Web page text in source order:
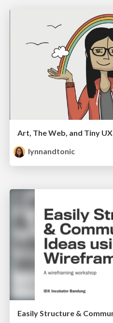
Art, The Web, and Tiny UX
lynnandtonic